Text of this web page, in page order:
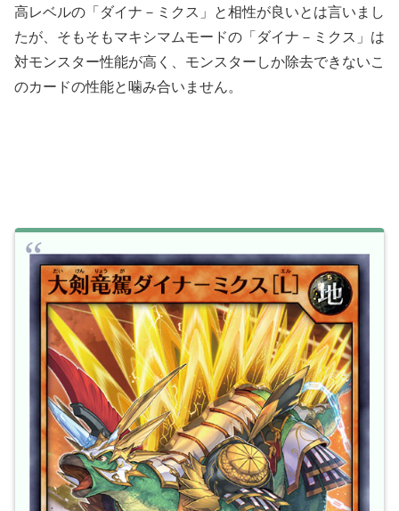
高レベルの「ダイナ－ミクス」と相性が良いとは言いまし
たが、そもそもマキシマムモードの「ダイナ－ミクス」は
対モンスター性能が高く、モンスターしか除去できないこ
のカードの性能と噛み合いません。